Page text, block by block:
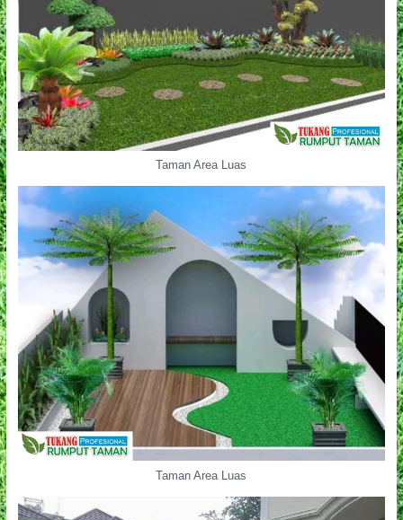
Taman Area Luas
Taman Area Luas